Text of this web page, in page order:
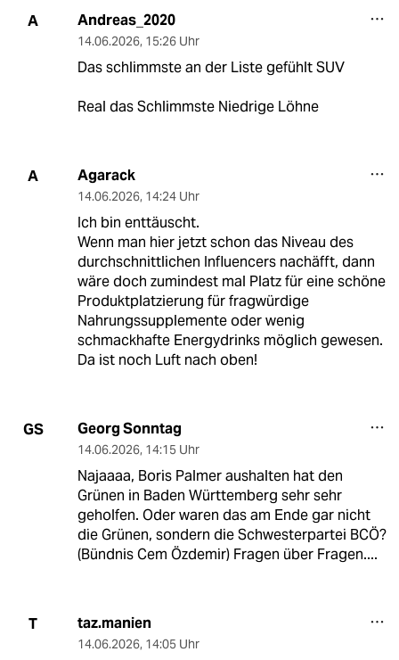
A Andreas_2020
14.06.2026, 15:26 Uhr
Das schlimmste an der Liste gefühlt SUV
Real das Schlimmste Niedrige Löhne
A Agarack
14.06.2026, 14:24 Uhr
Ich bin enttäuscht.
Wenn man hier jetzt schon das Niveau des
durchschnittlichen Influencers nachäfft, dann
wäre doch zumindest mal Platz für eine schöne
Produktplatzierung für fragwürdige
Nahrungssupplemente oder wenig
schmackhafte Energydrinks möglich gewesen.
Da ist noch Luft nach oben!
GS Georg Sonntag
14.06.2026, 14:15 Uhr
Najaaaa, Boris Palmer aushalten hat den
Grünen in Baden Württemberg sehr sehr
geholfen. Oder waren das am Ende gar nicht
die Grünen, sondern die Schwesterpartei BCÖ?
(Bündnis Cem Özdemir) Fragen über Fragen....
T taz.manien
14.06.2026, 14:05 Uhr